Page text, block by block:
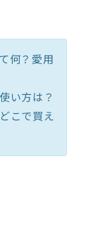
何？愛用
い方は？
こで買え